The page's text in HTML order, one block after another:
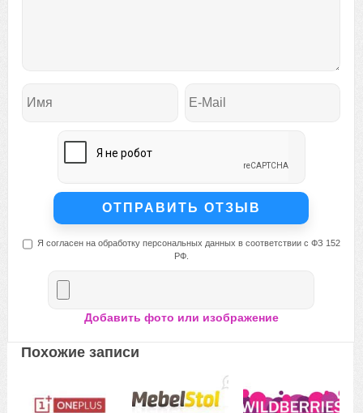
Я согласен на обработку персональных данных в соответствии с ФЗ 152
РФ.
Добавить фото или изображение
Похожие записи